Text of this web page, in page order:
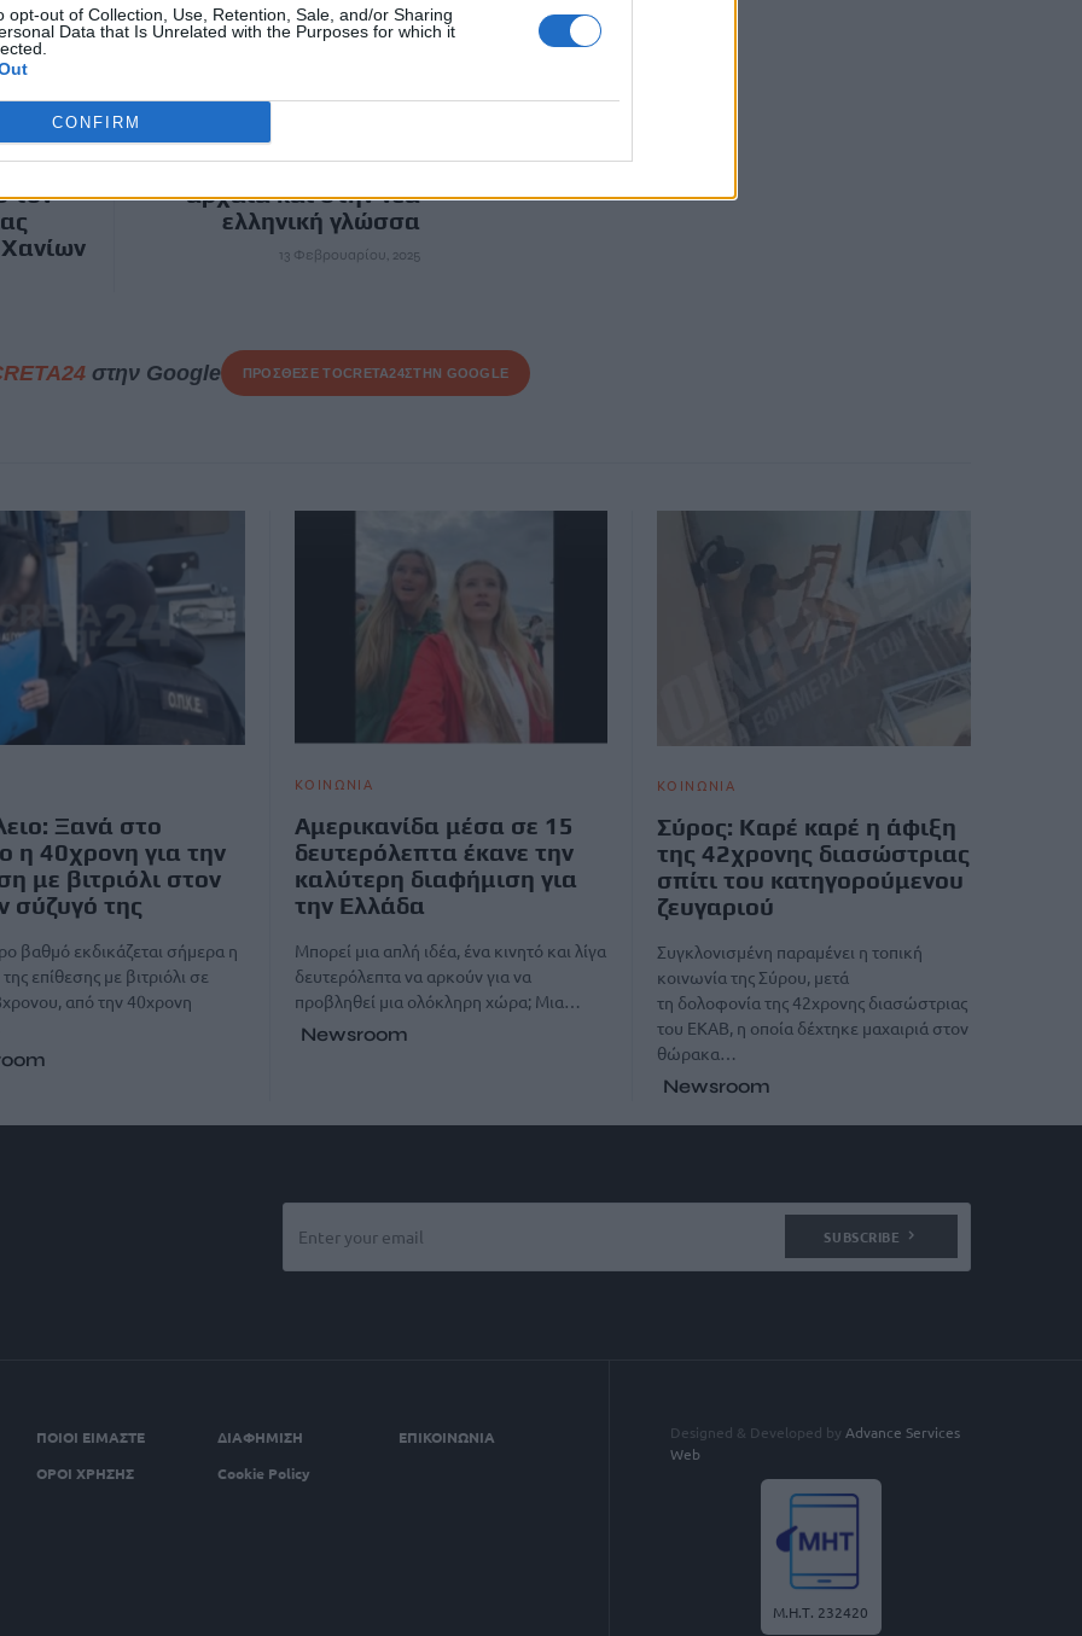
opt-out of Collection, Use, Retention, Sale, and/or Sharing
Data that Is Unrelated with the Purposes for which it
CONFIRM
τον
ποντιακή διάλεκτο ως
γέφυρα ανάμεσα στην
αρχαία και στην νέα
ελληνική γλώσσα
13 Φεβρουαρίου, 2025
στην Google ΠΡΟΣΘΕΣΕ ΤΟCRETA24ΣΤΗΝ GOOGLE
Ξανά στο
η 40χρονη για την
με βιτριόλι στον
σύζυγό της
βαθμό εκδικάζεται σήμερα η
επίθεσης με βιτριόλι σε
από την 40χρονη
ΚΟΙΝΩΝΙΑ
Αμερικανίδα μέσα σε 15
δευτερόλεπτα έκανε την
καλύτερη διαφήμιση για
την Ελλάδα
Μπορεί μια απλή ιδέα, ένα κινητό και λίγα
δευτερόλεπτα να αρκούν για να
προβληθεί μια ολόκληρη χώρα; Μια…
Newsroom
ΚΟΙΝΩΝΙΑ
Σύρος: Καρέ καρέ η άφιξη
της 42χρονης διασώστριας
σπίτι του κατηγορούμενου
ζευγαριού
Συγκλονισμένη παραμένει η τοπική
κοινωνία της Σύρου, μετά
τη δολοφονία της 42χρονης διασώστριας
του ΕΚΑΒ, η οποία δέχτηκε μαχαιριά στον
θώρακα…
Newsroom
SUBSCRIBE
ΠΟΙΟΙ ΕΙΜΑΣΤΕ ΔΙΑΦΗΜΙΣΗ
ΕΠΙΚΟΙΝΩΝΙΑ
ΟΡΟΙ ΧΡΗΣΗΣ
Cookie Policy
Designed & Developed by Advance Services
Web
Μ.Η.Τ. 232420